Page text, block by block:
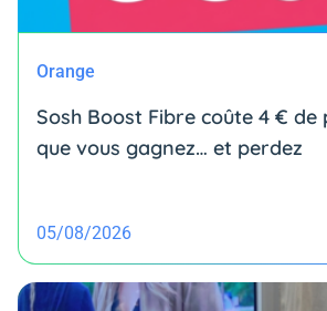
Orange
Sosh Boost Fibre coûte 4 € de
que vous gagnez… et perdez
05/08/2026